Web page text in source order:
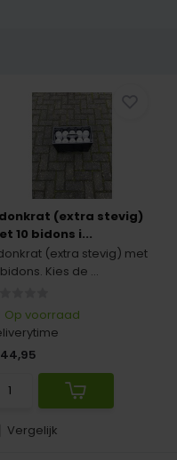
(extra stevig)
10 bidons i...
(extra stevig) met
bidons. Kies de ...
Vergelijk
Op voorraad